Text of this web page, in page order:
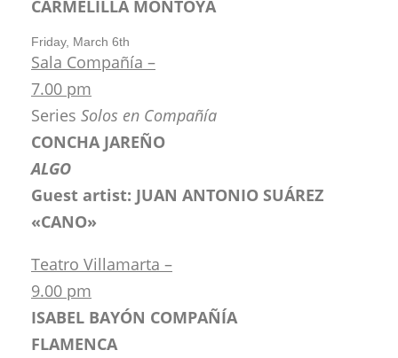
CARMELILLA MONTOYA
Friday, March 6th
Sala Compañía –
7.00 pm
Series Solos en Compañía
CONCHA JAREÑO
ALGO
Guest artist: JUAN ANTONIO SUÁREZ
«CANO»
Teatro Villamarta –
9.00 pm
ISABEL BAYÓN COMPAÑÍA
FLAMENCA